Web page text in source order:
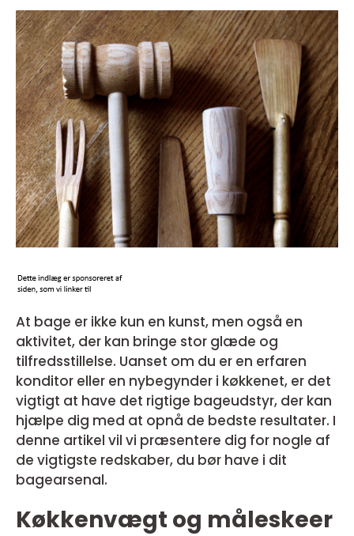
At bage er ikke kun en kunst, men også en
aktivitet, der kan bringe stor glæde og
tilfredsstillelse. Uanset om du er en erfaren
konditor eller en nybegynder i køkkenet, er det
vigtigt at have det rigtige bageudstyr, der kan
hjælpe dig med at opnå de bedste resultater. I
denne artikel vil vi præsentere dig for nogle af
de vigtigste redskaber, du bør have i dit
bagearsenal.
Køkkenvægt og måleskeer